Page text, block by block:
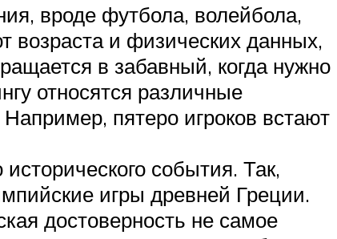
вроде футбола, волейбола,
возраста и физических данных,
в забавный, когда нужно
относятся различные
пятеро игроков встают
события. Так,
игры древней Греции.
достоверность не самое